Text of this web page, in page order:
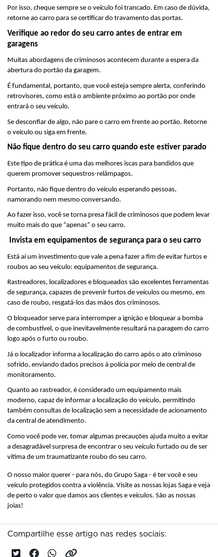
Por isso, cheque sempre se o veículo foi trancado. Em caso de dúvida,
retorne ao carro para se certificar do travamento das portas.
Verifique ao redor do seu carro antes de entrar em
garagens
Muitas abordagens de criminosos acontecem durante a espera da
abertura do portão da garagem.
É fundamental, portanto, que você esteja sempre alerta, conferindo
retrovisores, como está o ambiente próximo ao portão por onde
entrará o seu veículo.
Se desconfiar de algo, não pare o carro em frente ao portão. Retorne
o veículo ou siga em frente.
Não fique dentro do seu carro quando este estiver parado
Este tipo de prática é uma das melhores iscas para bandidos que
querem promover sequestros-relâmpagos.
Portanto, não fique dentro do veículo esperando pessoas,
namorando nem mesmo conversando.
Ao fazer isso, você se torna presa fácil de criminosos que podem levar
muito mais do que “apenas” o seu carro.
Invista em equipamentos de segurança para o seu carro
Está aí um investimento que vale a pena fazer a fim de evitar furtos e
roubos ao seu veículo: equipamentos de segurança.
Rastreadores, localizadores e bloqueados são excelentes ferramentas
de segurança, capazes de prevenir furtos de veículos ou mesmo, em
caso de roubo, resgatá-los das mãos dos criminosos.
O bloqueador serve para interromper a ignição e bloquear a bomba
de combustível, o que inevitavelmente resultará na paragem do carro
logo após o furto ou roubo.
Já o localizador informa a localização do carro após o ato criminoso
sofrido, enviando dados precisos à polícia por meio de central de
monitoramento.
Quanto ao rastreador, é considerado um equipamento mais
moderno, capaz de informar a localização do veículo, permitindo
também consultas de localização sem a necessidade de acionamento
da central de atendimento.
Como você pode ver, tomar algumas precauções ajuda muito a evitar
a desagradável surpresa de encontrar o seu veículo furtado ou de ser
vítima de um traumatizante roubo do seu carro.
O nosso maior querer - para nós, do Grupo Saga - é ter você e seu
veículo protegidos contra a violência. Visite as nossas lojas Saga e veja
de perto o valor que damos aos clientes e veículos. São as nossas
joias!
Compartilhe esse artigo nas redes sociais: